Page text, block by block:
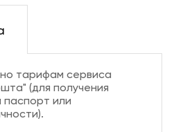
тарифам сервиса
(для получения
паспорт или